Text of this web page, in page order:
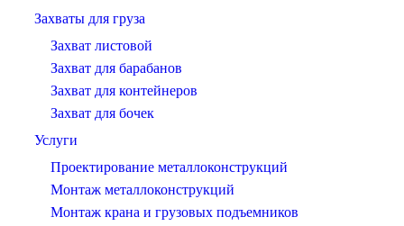
Захваты для груза
Захват листовой
Захват для барабанов
Захват для контейнеров
Захват для бочек
Услуги
Проектирование металлоконструкций
Монтаж металлоконструкций
Монтаж крана и грузовых подъемников